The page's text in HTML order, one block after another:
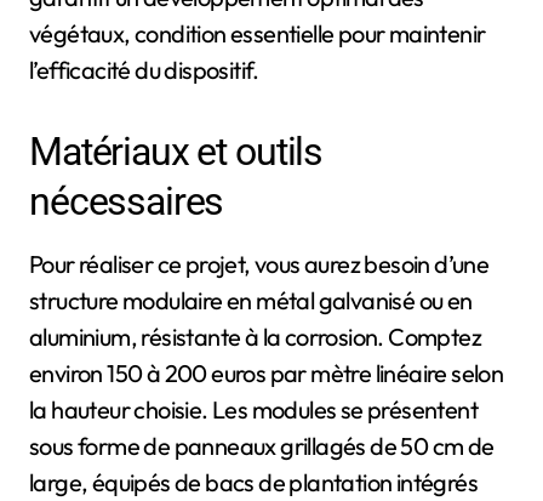
végétaux, condition essentielle pour maintenir
l’efficacité du dispositif.
Matériaux et outils
nécessaires
Pour réaliser ce projet, vous aurez besoin d’une
structure modulaire en métal galvanisé ou en
aluminium, résistante à la corrosion. Comptez
environ 150 à 200 euros par mètre linéaire selon
la hauteur choisie. Les modules se présentent
sous forme de panneaux grillagés de 50 cm de
large, équipés de bacs de plantation intégrés